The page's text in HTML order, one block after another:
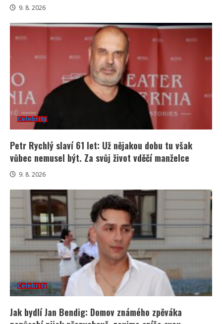
9. 8. 2026
Celebrity
Petr Rychlý slaví 61 let: Už nějakou dobu tu však
vůbec nemusel být. Za svůj život vděčí manželce
9. 8. 2026
Celebrity
Jak bydlí Jan Bendig: Domov známého zpěváka